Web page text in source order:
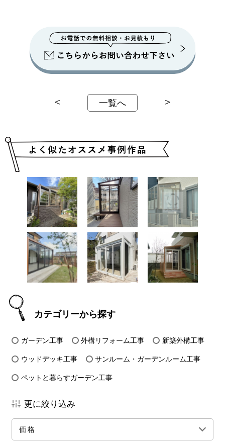
＜ 一覧へ ＞
カテゴリーから探す
ガーデン工事 外構リフォーム工事 新築外構工事
ウッドデッキ工事 サンルーム・ガーデンルーム工事
ペットと暮らすガーデン工事
更に絞り込み
価格